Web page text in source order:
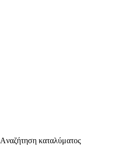
Aναζήτηση καταλύματος